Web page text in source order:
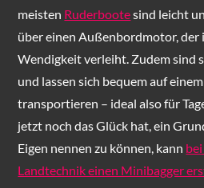
meisten Ruderbootesind leicht
über einen Außenbordmotor, der
Wendigkeit verleiht. Zudem sind
und lassen sich bequem auf
transportieren – ideal also für
jetzt noch das Glück hat, ein
Eigen nennen zu können, kann
Landtechnik einen Minibagger